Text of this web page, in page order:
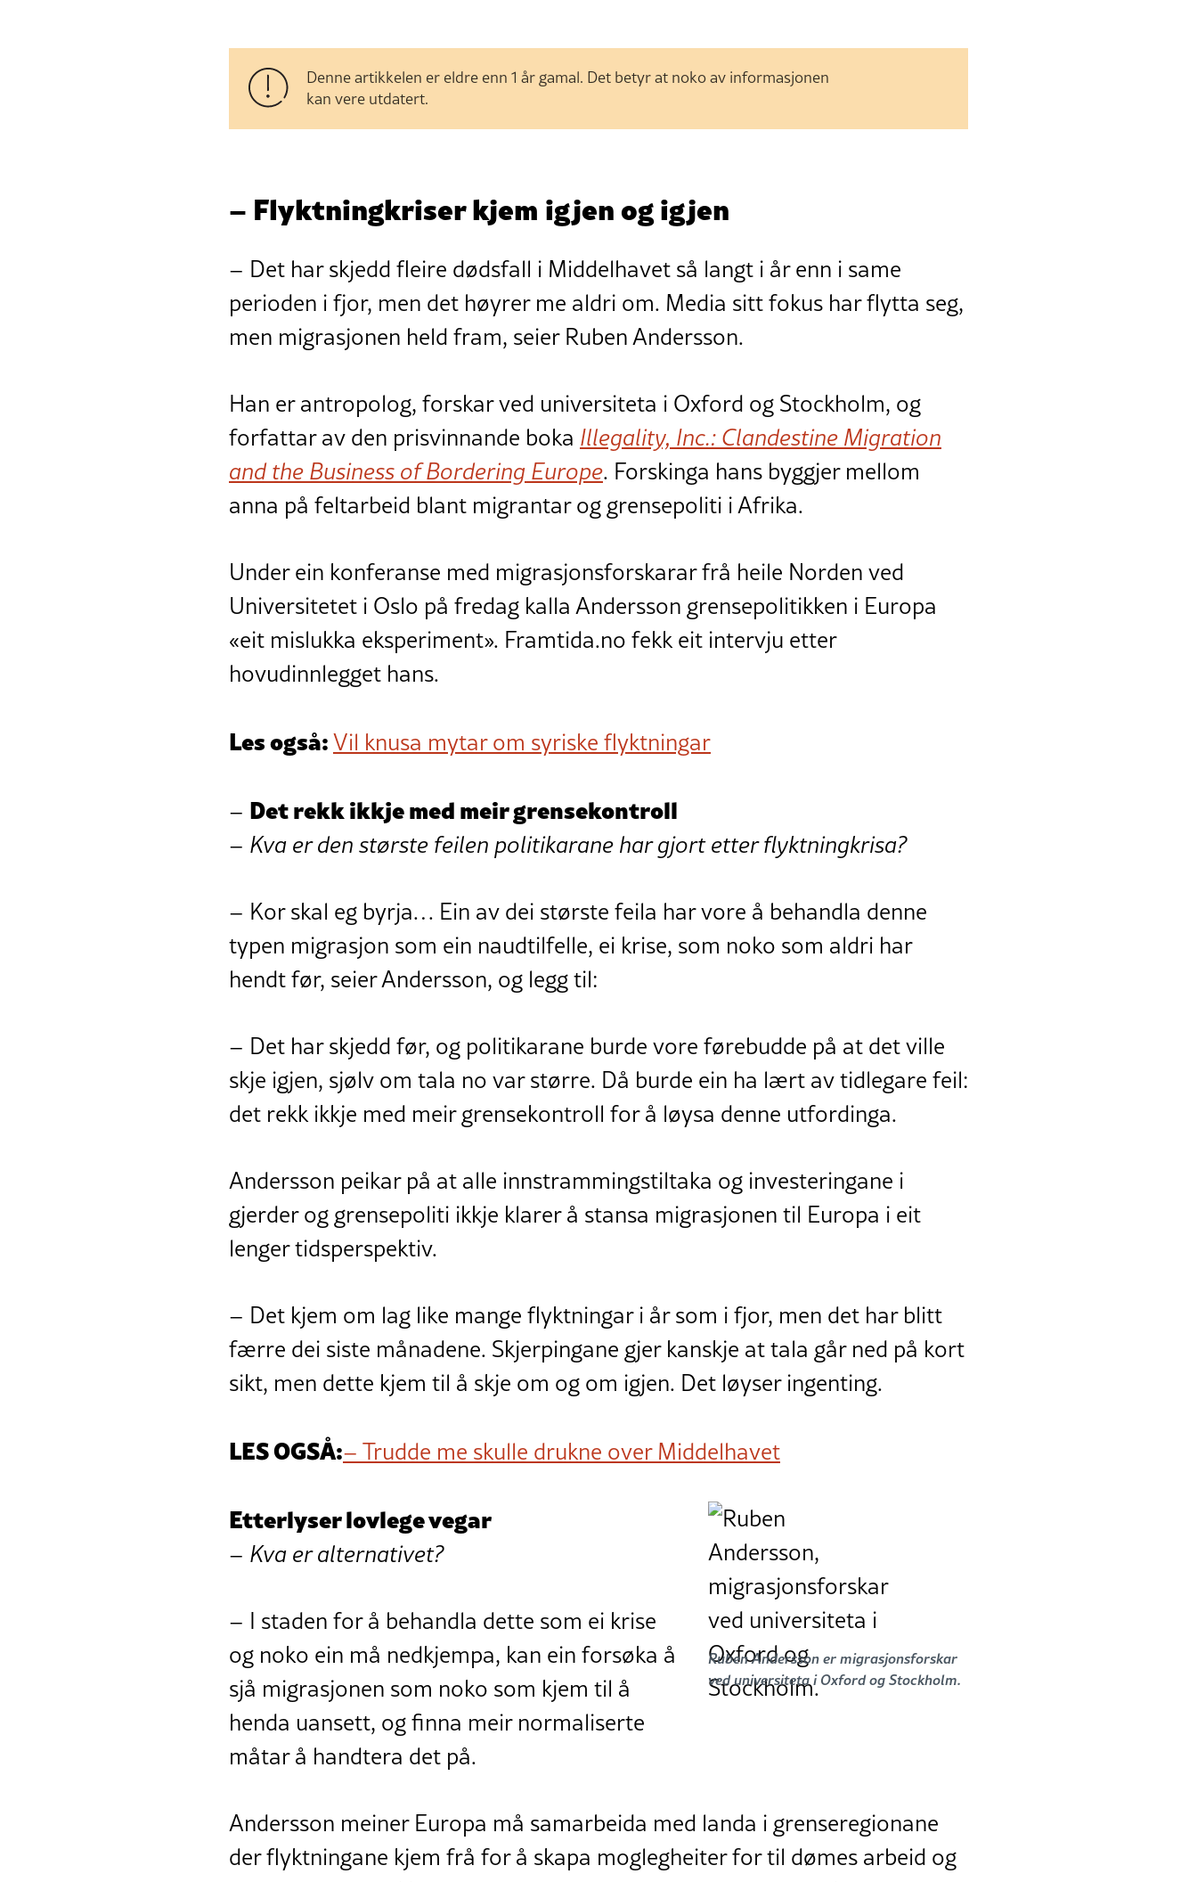
Denne artikkelen er eldre enn 1 år gamal. Det betyr at noko av informasjonen
kan vere utdatert.
– Flyktningkriser kjem igjen og igjen
– Det har skjedd fleire dødsfall i Middelhavet så langt i år enn i same
perioden i fjor, men det høyrer me aldri om. Media sitt fokus har flytta seg,
men migrasjonen held fram, seier Ruben Andersson.
Han er antropolog, forskar ved universiteta i Oxford og Stockholm, og
forfattar av den prisvinnande boka Illegality, Inc.: Clandestine Migration
and the Business of Bordering Europe. Forskinga hans byggjer mellom
anna på feltarbeid blant migrantar og grensepoliti i Afrika.
Under ein konferanse med migrasjonsforskarar frå heile Norden ved
Universitetet i Oslo på fredag kalla Andersson grensepolitikken i Europa
«eit mislukka eksperiment». Framtida.no fekk eit intervju etter
hovudinnlegget hans.
Les også:Vil knusa mytar om syriske flyktningar
– Det rekk ikkje med meir grensekontroll
– Kva er den største feilen politikarane har gjort etter flyktningkrisa?
– Kor skal eg byrja… Ein av dei største feila har vore å behandla denne
typen migrasjon som ein naudtilfelle, ei krise, som noko som aldri har
hendt før, seier Andersson, og legg til:
– Det har skjedd før, og politikarane burde vore førebudde på at det ville
skje igjen, sjølv om tala no var større. Då burde ein ha lært av tidlegare feil:
det rekk ikkje med meir grensekontroll for å løysa denne utfordinga.
Andersson peikar på at alle innstrammingstiltaka og investeringane i
gjerder og grensepoliti ikkje klarer å stansa migrasjonen til Europa i eit
lenger tidsperspektiv.
– Det kjem om lag like mange flyktningar i år som i fjor, men det har blitt
færre dei siste månadene. Skjerpingane gjer kanskje at tala går ned på kort
sikt, men dette kjem til å skje om og om igjen. Det løyser ingenting.
LES OGSÅ:– Trudde me skulle drukne over Middelhavet
Ruben Andersson er migrasjonsforskar
ved universiteta i Oxford og Stockholm.
Etterlyser lovlege vegar
– Kva er alternativet?
– I staden for å behandla dette som ei krise
og noko ein må nedkjempa, kan ein forsøka å
sjå migrasjonen som noko som kjem til å
henda uansett, og finna meir normaliserte
måtar å handtera det på.
Andersson meiner Europa må samarbeida med landa i grenseregionane
der flyktningane kjem frå for å skapa moglegheiter for til dømes arbeid og